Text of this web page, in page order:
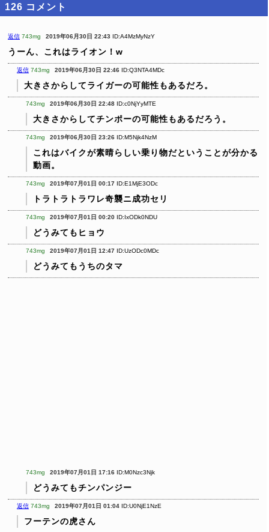
126 コメント
返信 743mg 2019年06月30日 22:43 ID:A4MzMyNzY
うーん、これはライオン！w
返信 743mg 2019年06月30日 22:46 ID:Q3NTA4MDc
大きさからしてライガーの可能性もあるだろ。
743mg 2019年06月30日 22:48 ID:c0NjYyMTE
大きさからしてチンポーの可能性もあるだろう。
743mg 2019年06月30日 23:26 ID:M5Njk4NzM
これはバイクが素晴らしい乗り物だということが分かる
動画。
743mg 2019年07月01日 00:17 ID:E1MjE3ODc
トラトラトラワレ奇襲ニ成功セリ
743mg 2019年07月01日 00:20 ID:IxODk0NDU
どうみてもヒョウ
743mg 2019年07月01日 12:47 ID:UzODc0MDc
どうみてもうちのタマ
743mg 2019年07月01日 17:16 ID:M0Nzc3Njk
どうみてもチンパンジー
返信 743mg 2019年07月01日 01:04 ID:U0NjE1NzE
フーテンの虎さん